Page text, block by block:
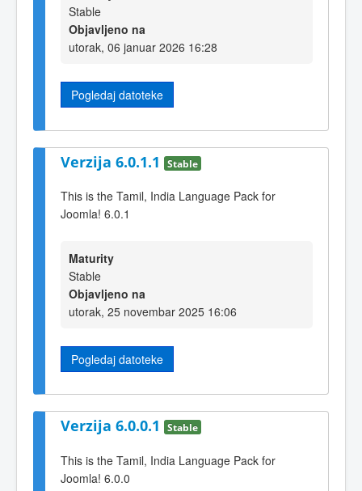
Stable
Objavljeno na
utorak, 06 januar 2026 16:28
Pogledaj datoteke
Verzija 6.0.1.1 Stable
This is the Tamil, India Language Pack for
Joomla! 6.0.1
Maturity
Stable
Objavljeno na
utorak, 25 novembar 2025 16:06
Pogledaj datoteke
Verzija 6.0.0.1 Stable
This is the Tamil, India Language Pack for
Joomla! 6.0.0